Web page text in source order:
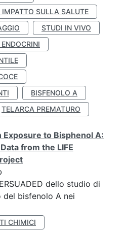
SULLA SALUTE
STUDI IN VIVO
BISFENOLO A
TELARCA PREMATURO
Exposure to Bisphenol A:
from the LIFE
dello studio di
bisfenolo A nei
CHIMICI